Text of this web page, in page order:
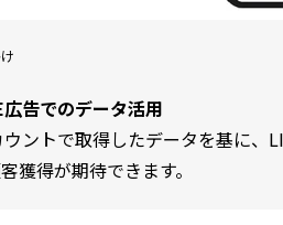
告でのデータ活用
ントで取得したデータを基に、
獲得が期待できます。